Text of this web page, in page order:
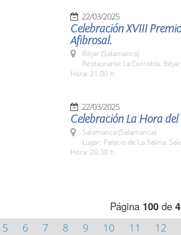
22/03/2025
Celebración XVIII
Afibrosal.
Béjar (Salamanca)
Restaurante La Corrobla. Béjar.
Hora: 21:00 h.
22/03/2025
Celebración La Hora
Salamanca (Salamanca)
Lugar: Palacio de La Salina.
Hora: 20:30 h.
Página 100de
5 6 7 8 9 10 11 12